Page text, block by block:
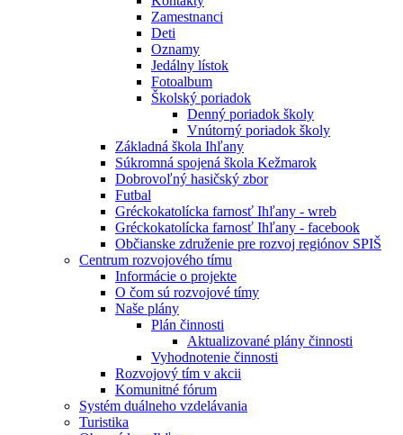
Zamestnanci
Deti
Oznamy
Jedálny lístok
Fotoalbum
Školský poriadok
Denný poriadok školy
Vnútorný poriadok školy
Základná škola Ihľany
Súkromná spojená škola Kežmarok
Dobrovoľný hasičský zbor
Futbal
Gréckokatolícka farnosť Ihľany - wreb
Gréckokatolícka farnosť Ihľany - facebook
Občianske združenie pre rozvoj regiónov SPIŠ
Centrum rozvojového tímu
Informácie o projekte
O čom sú rozvojové tímy
Naše plány
Plán činnosti
Aktualizované plány činnosti
Vyhodnotenie činnosti
Rozvojový tím v akcii
Komunitné fórum
Systém duálneho vzdelávania
Turistika